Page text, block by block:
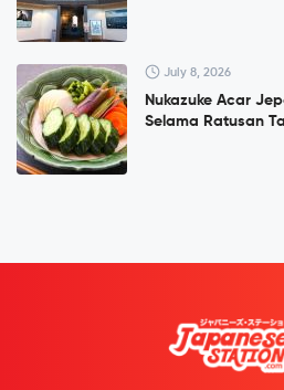
July 8, 2026
Nukazuke Acar
Selama Ratusan